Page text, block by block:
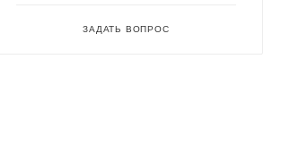
ЗАДАТЬ ВОПРОС